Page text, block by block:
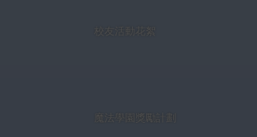
校友活動花絮
魔法學園獎勵計劃